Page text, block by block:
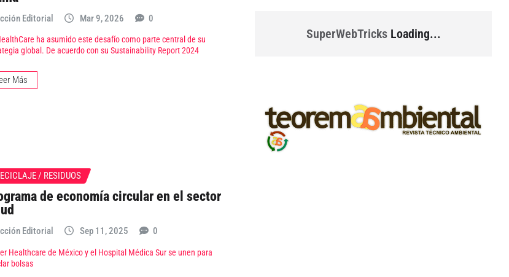
Editorial Mar 9, 2026 0
ha asumido este desafío como parte central de su
global. De acuerdo con su Sustainability Report 2024
Más
/ RESIDUOS
de economía circular en el sector
Editorial Sep 11, 2025 0
Healthcare de México y el Hospital Médica Sur se unen para
bolsas
SuperWebTricksLoading...